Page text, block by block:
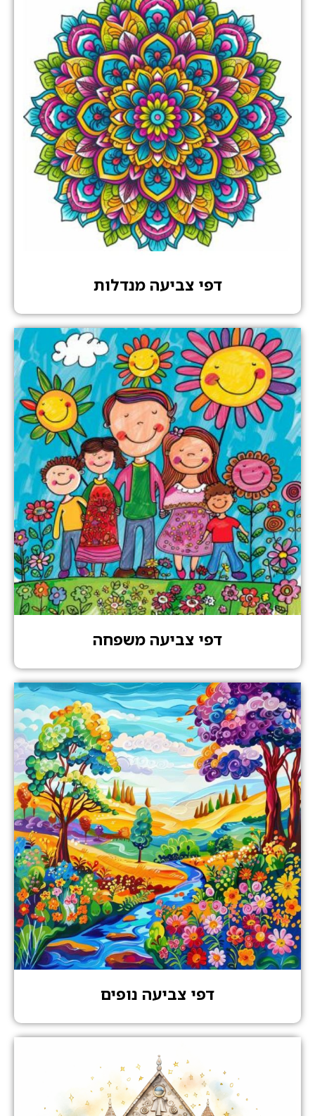
דפי צביעה מנדלות
דפי צביעה משפחה
דפי צביעה נופים